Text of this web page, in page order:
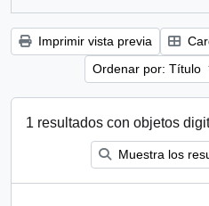
Imprimir vista previa
Ordenar por: Título
1 resultados con objetos
Muestra los